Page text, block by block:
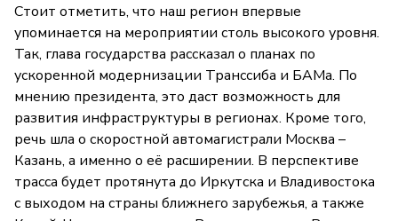
Стоит отметить, что наш регион впервые
упоминается на мероприятии столь высокого уровня.
Так, глава государства рассказал о планах по
ускоренной модернизации Транссиба и БАМа. По
мнению президента, это даст возможность для
развития инфраструктуры в регионах. Кроме того,
речь шла о скоростной автомагистрали Москва –
Казань, а именно о её расширении. В перспективе
трасса будет протянута до Иркутска и Владивостока
с выходом на страны ближнего зарубежья, а также